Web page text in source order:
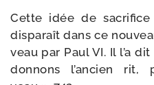
Cette idée de sacri­fice
dis­pa­raît dans ce
veau par Paul VI. Il l’a
don­nons l’ancien